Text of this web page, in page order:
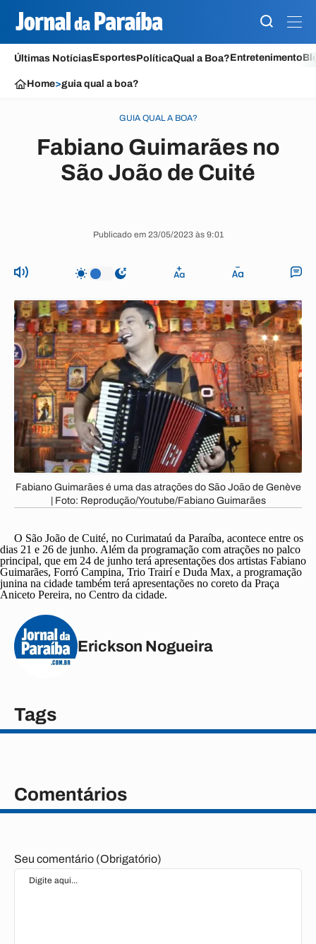
Últimas NotíciasEsportesPolíticaQual a Boa?Entretenimento
Home>guia qual a boa?
GUIA QUAL A BOA?
Fabiano Guimarães no
São João de Cuité
Publicado em 23/05/2023 às 9:01
Fabiano Guimarães é uma das atrações do São João de Genève
| Foto: Reprodução/Youtube/Fabiano Guimarães
O São João de Cuité, no Curimataú da Paraíba, acontece entre os
dias 21 e 26 de junho. Além da programação com atrações no palco
principal, que em 24 de junho terá apresentações dos artistas Fabiano
Guimarães, Forró Campina, Trio Trairí e Duda Max, a programação
junina na cidade também terá apresentações no coreto da Praça
Aniceto Pereira, no Centro da cidade.
Erickson Nogueira
Tags
Comentários
Seu comentário (Obrigatório)